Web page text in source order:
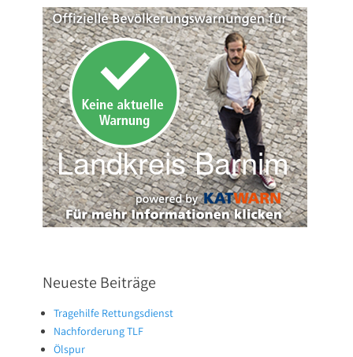
Neueste Beiträge
Tragehilfe Rettungsdienst
Nachforderung TLF
Ölspur